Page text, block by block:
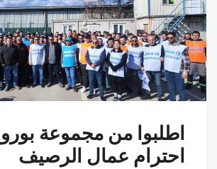
اطلبوا من مجموعة
احترام عمال الرصيف